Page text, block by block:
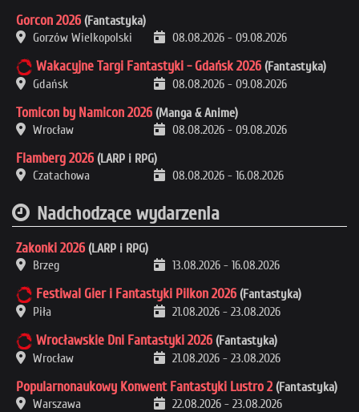
Gorcon 2026 (Fantastyka)
Gorzów Wielkopolski
08.08.2026 - 09.08.2026
Wakacyjne Targi Fantastyki - Gdańsk 2026 (Fantastyka)
Gdańsk
08.08.2026 - 09.08.2026
Tomicon by Namicon 2026 (Manga & Anime)
Wrocław
08.08.2026 - 09.08.2026
Flamberg 2026 (LARP i RPG)
Czatachowa
08.08.2026 - 16.08.2026
Nadchodzące wydarzenia
Zakonki 2026 (LARP i RPG)
Brzeg
13.08.2026 - 16.08.2026
Festiwal Gier i Fantastyki Pilkon 2026 (Fantastyka)
Piła
21.08.2026 - 23.08.2026
Wrocławskie Dni Fantastyki 2026 (Fantastyka)
Wrocław
21.08.2026 - 23.08.2026
Popularnonaukowy Konwent Fantastyki Lustro 2 (Fantastyka)
Warszawa
22.08.2026 - 23.08.2026